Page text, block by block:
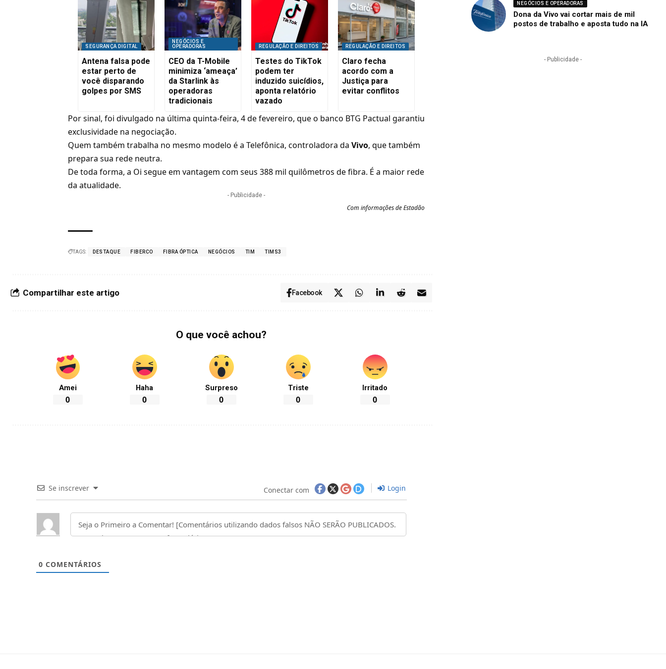
SEGURANÇA DIGITAL
Antena falsa pode
estar perto de
você disparando
golpes por SMS
NEGÓCIOS E
OPERADORAS
CEO da T-Mobile
minimiza ‘ameaça’
da Starlink às
operadoras
tradicionais
REGULAÇÃO E DIREITOS
Testes do TikTok
podem ter
induzido suicídios,
aponta relatório
vazado
REGULAÇÃO E DIREITOS
Claro fecha
acordo com a
Justiça para
evitar conflitos
Por sinal, foi divulgado na última quinta-feira, 4 de fevereiro, que o banco BTG Pactual garantiu
exclusividade na negociação.
Quem também trabalha no mesmo modelo é aTelefônica, controladora daVivo, que também
prepara sua rede neutra.
De toda forma, a Oi segue em vantagem com seus 388 mil quilômetros de fibra. É a maior rede
da atualidade.
- Publicidade -
Com informações deEstadão
TAGS: DESTAQUE FIBERCO FIBRA ÓPTICA NEGÓCIOS TIM TIMS3
Compartilhar este artigo Facebook
O que você achou?
Amei
0
Haha
0
Surpreso
0
Triste
0
Irritado
0
Se inscrever Conectar com Login
0 COMENTÁRIOS
NEGÓCIOS E OPERADORAS
Dona da Vivo vai cortar mais de mil
postos de trabalho e aposta tudo na IA
- Publicidade -